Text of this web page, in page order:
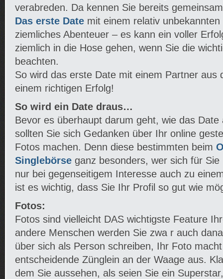
verabreden. Da kennen Sie bereits
Das erste Date mit einem relativ
ziemliches Abenteuer – es kann ein voller
ziemlich in die Hose gehen, wenn Sie die
beachten.
So wird das erste Date mit einem Partner aus
einem richtigen Erfolg!
So wird ein Date draus…
Bevor es überhaupt darum geht, wie das
sollten Sie sich Gedanken über Ihr online
Fotos machen. Denn diese bestimmten beim
Singlebörse ganz besonders, wer sich für
nur bei gegenseitigem Interesse auch zu
ist es wichtig, dass Sie Ihr Profil so gut wie
Fotos:
Fotos sind vielleicht DAS wichtigste Feature
andere Menschen werden Sie zwa r auch
über sich als Person schreiben, Ihr Foto
entscheidende Zünglein an der Waage aus.
dem Sie aussehen, als seien Sie ein